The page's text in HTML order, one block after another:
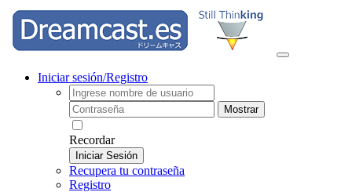
Iniciar sesión/Registro
Mostrar
Recordar
Iniciar Sesión
Recupera tu contraseña
Registro